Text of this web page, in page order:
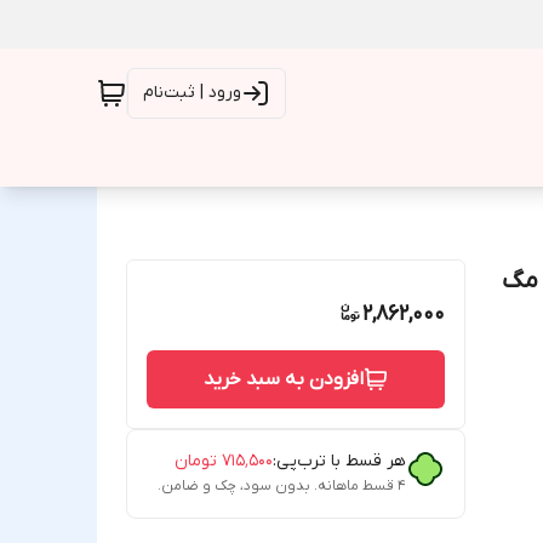
ورود | ثبت‌نام
خرید عمده قاب شفاف ضد ضربه Clear Case Magnetic مگ
2,862,000
افزودن به سبد خرید
هر قسط با ترب‌پی:۷۱۵٬۵۰۰ تومان
۴ قسط ماهانه. بدون سود، چک و ضامن.